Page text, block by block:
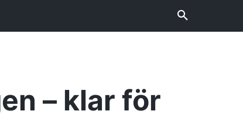
– klar för